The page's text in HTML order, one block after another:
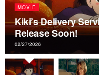
MOVIE
Kiki’s Delivery
Release Soon!
02/27/2026